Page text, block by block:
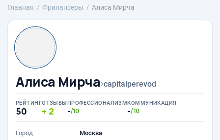
Главная Фрилансеры Алиса Мирча
Алиса Мирча›capitalperevod
РЕЙТИНГ
50
ОТЗЫВЫ
2
ПРОФЕССИОНАЛИЗМ
-/10
КОММУНИКАЦИЯ
-/10
Город
Москва